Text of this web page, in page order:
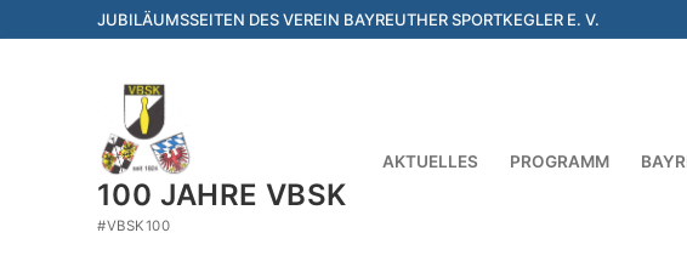
Inhalt
JUBILÄUMSSEITEN DES VEREIN BAYREUTHER SPORTKEGLER E. V.
100 JAHRE VBSK
#VBSK100
AKTUELLES PROGRAMM